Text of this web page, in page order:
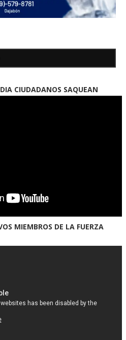
CIUDADANOS SAQUEAN
MIEMBROS DE LA FUERZA